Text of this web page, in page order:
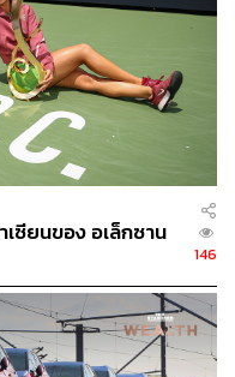
งดุเดือด เพราะ เดลา
คืน โดยเปิดใจผ่าน
ที่ต่ำที่สุดในชีวิต’ พร้อม
หากไม่ผ่านความเห็น
านว่า หลังเกิดเหตุเสียง
ษภาคมที่ผ่านมา ซึ่งไม่
แสคาดเดาว่า เจ้า
แหล่งข่าวหลายรายให้
กจากพื้นที่ไปเรียบร้อย
จากฝ่ายรักษาความ
ร
ซียนของ อเล็กซาน
146